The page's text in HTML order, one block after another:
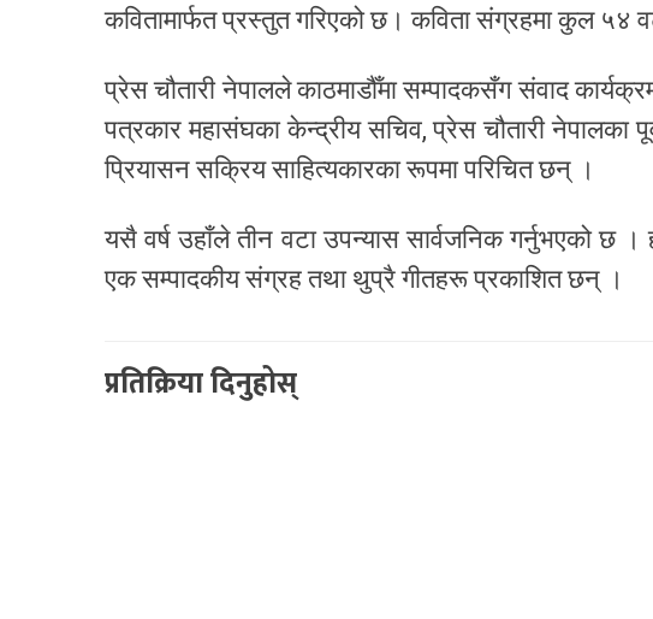
कवितामार्फत प्रस्तुत गरिएको छ। कविता संग्रहमा कुल ५४
प्रेस चौतारी नेपालले काठमाडौँमा सम्पादकसँग संवाद
पत्रकार महासंघका केन्द्रीय सचिव, प्रेस चौतारी नेपालका
प्रियासन सक्रिय साहित्यकारका रूपमा परिचित छन् ।
यसै वर्ष उहाँले तीन वटा उपन्यास सार्वजनिक गर्नुभएको छ
एक सम्पादकीय संग्रह तथा थुप्रै गीतहरू प्रकाशित छन् ।
प्रतिक्रिया दिनुहोस्